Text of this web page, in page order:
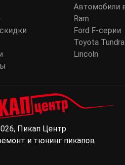
Автомобили
Ram
Ford F-серии
Toyota Tundra
Lincoln
Пикап Центр
и тюнинг пикапов